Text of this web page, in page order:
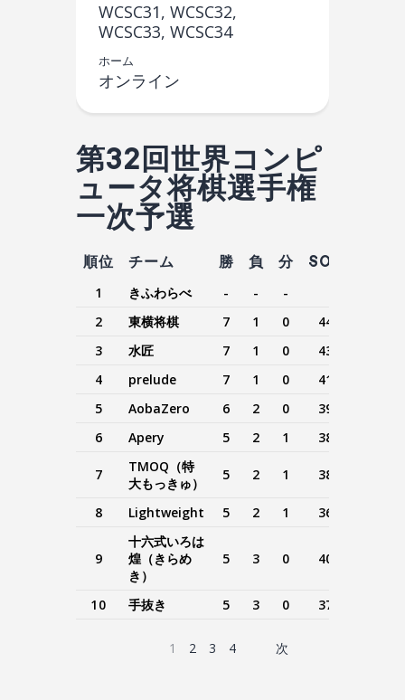
WCSC31, WCSC32,
WCSC33, WCSC34
ホーム
オンライン
第32回世界コンピ
ュータ将棋選手権
一次予選
順位 チーム 勝 負 分 SOLC
1
きふわらべ - - -
2
東横将棋 7 1 0 44.5
3
水匠 7 1 0 43.5
4
prelude 7 1 0 41.0
5
AobaZero 6 2 0 39.0
6
Apery 5 2 1 38.5
7
TMOQ（特
大もっきゅ）
5 2 1 38.0
8 Lightweight 5 2 1 36.5
9
十六式いろは
煌（きらめ
き）
5 3 0 40.0
10 手抜き 5 3 0 37.0
1 2 3 4 次